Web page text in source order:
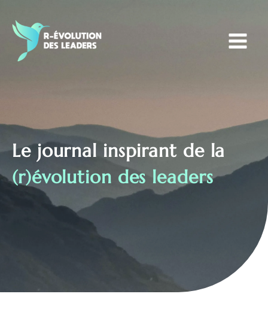
contenu
Le journal inspirant de la
(r)évolution des leaders